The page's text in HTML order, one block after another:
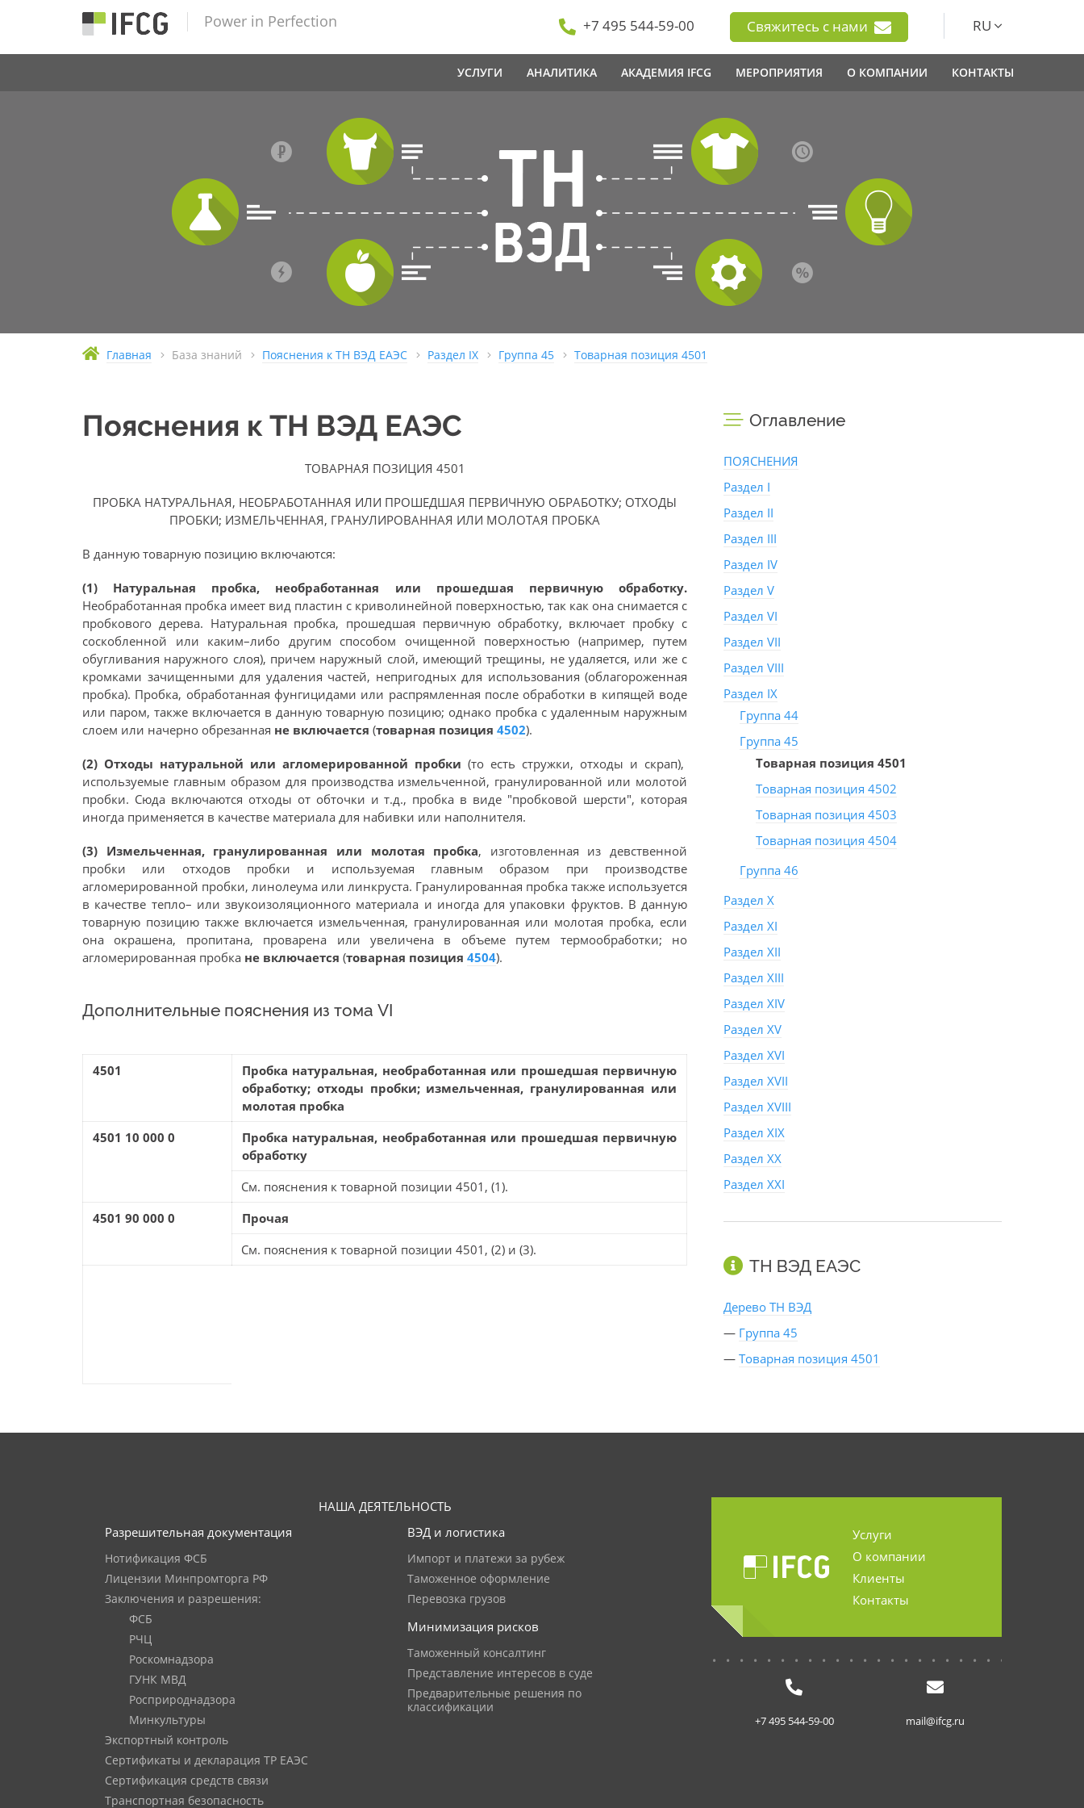
Power in Perfection +7 495 544-59-00 Свяжитесь с нами RU
УСЛУГИ АНАЛИТИКА АКАДЕМИЯ IFCG МЕРОПРИЯТИЯ О КОМПАНИИ КОНТАКТЫ
Главная База знаний Пояснения к ТН ВЭД ЕАЭС Раздел IX Группа 45 Товарная позиция 4501
Пояснения к ТН ВЭД ЕАЭС
ТОВАРНАЯ ПОЗИЦИЯ 4501
ПРОБКА НАТУРАЛЬНАЯ, НЕОБРАБОТАННАЯ ИЛИ ПРОШЕДШАЯ ПЕРВИЧНУЮ ОБРАБОТКУ; ОТХОДЫ
ПРОБКИ; ИЗМЕЛЬЧЕННАЯ, ГРАНУЛИРОВАННАЯ ИЛИ МОЛОТАЯ ПРОБКА
В данную товарную позицию включаются:
(1) Натуральная пробка, необработанная или прошедшая первичную обработку.
Необработанная пробка имеет вид пластин с криволинейной поверхностью, так как она снимается с
пробкового дерева. Натуральная пробка, прошедшая первичную обработку, включает пробку с
соскобленной или каким–либо другим способом очищенной поверхностью (например, путем
обугливания наружного слоя), причем наружный слой, имеющий трещины, не удаляется, или же с
кромками зачищенными для удаления частей, непригодных для использования (облагороженная
пробка). Пробка, обработанная фунгицидами или распрямленная после обработки в кипящей воде
или паром, также включается в данную товарную позицию; однако пробка с удаленным наружным
слоем или начерно обрезанная не включается (товарная позиция 4502).
(2) Отходы натуральной или агломерированной пробки (то есть стружки, отходы и скрап),
используемые главным образом для производства измельченной, гранулированной или молотой
пробки. Сюда включаются отходы от обточки и т.д., пробка в виде "пробковой шерсти", которая
иногда применяется в качестве материала для набивки или наполнителя.
(3) Измельченная, гранулированная или молотая пробка, изготовленная из девственной
пробки или отходов пробки и используемая главным образом при производстве
агломерированной пробки, линолеума или линкруста. Гранулированная пробка также используется
в качестве тепло– или звукоизоляционного материала и иногда для упаковки фруктов. В данную
товарную позицию также включается измельченная, гранулированная или молотая пробка, если
она окрашена, пропитана, проварена или увеличена в объеме путем термообработки; но
агломерированная пробка не включается (товарная позиция 4504).
Дополнительные пояснения из тома VI
4501
Пробка натуральная, необработанная или прошедшая первичную
обработку; отходы пробки; измельченная, гранулированная или
молотая пробка
4501 10 000 0
Пробка натуральная, необработанная или прошедшая первичную
обработку
См. пояснения к товарной позиции 4501, (1).
4501 90 000 0
Прочая
См. пояснения к товарной позиции 4501, (2) и (3).
Оглавление
ПОЯСНЕНИЯ
Раздел I
Раздел II
Раздел III
Раздел IV
Раздел V
Раздел VI
Раздел VII
Раздел VIII
Раздел IX
Группа 44
Группа 45
Товарная позиция 4501
Товарная позиция 4502
Товарная позиция 4503
Товарная позиция 4504
Группа 46
Раздел X
Раздел XI
Раздел XII
Раздел XIII
Раздел XIV
Раздел XV
Раздел XVI
Раздел XVII
Раздел XVIII
Раздел XIX
Раздел XX
Раздел XXI
ТН ВЭД ЕАЭС
Дерево ТН ВЭД
— Группа 45
— Товарная позиция 4501
НАША ДЕЯТЕЛЬНОСТЬ
Разрешительная документация
Нотификация ФСБ
Лицензии Минпромторга РФ
Заключения и разрешения:
ФСБ
РЧЦ
Роскомнадзора
ГУНК МВД
Росприроднадзора
Минкультуры
Экспортный контроль
Сертификаты и декларация ТР ЕАЭС
Сертификация средств связи
Транспортная безопасность
ВЭД и логистика
Импорт и платежи за рубеж
Таможенное оформление
Перевозка грузов
Минимизация рисков
Таможенный консалтинг
Представление интересов в суде
Предварительные решения по
классификации
Услуги
О компании
Клиенты
Контакты
+7 495 544-59-00 mail@ifcg.ru